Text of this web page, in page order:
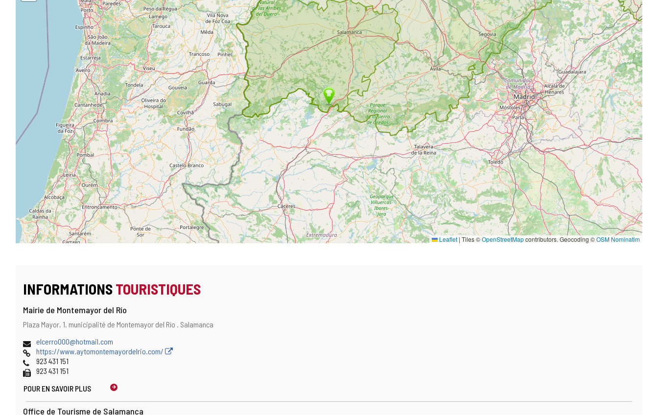
Leaflet | Tiles ©OpenStreetMapcontributors. Geocoding ©OSM Nominatim
INFORMATIONSTOURISTIQUES
Mairie de Montemayor del Río
Adresse
Adresse
Plaza Mayor, 1. municipalité de Montemayor del Río . Salamanca
Adresse
de
courrier
électronique
elcerro000@hotmail.com
Page
Web
https://www.aytomontemayordelrio.com/
Téléphones
923 431 151
Fax 923 431 151
POUR EN SAVOIR PLUS
Office de Tourisme de Salamanca